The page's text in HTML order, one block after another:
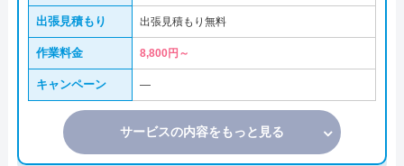
出張見積もり 出張見積もり無料
作業料金 8,800円～
キャンペーン ―
サービスの内容をもっと見る